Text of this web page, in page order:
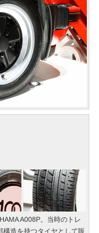
A008P。当時のトレ
構造を持つタイヤとして販